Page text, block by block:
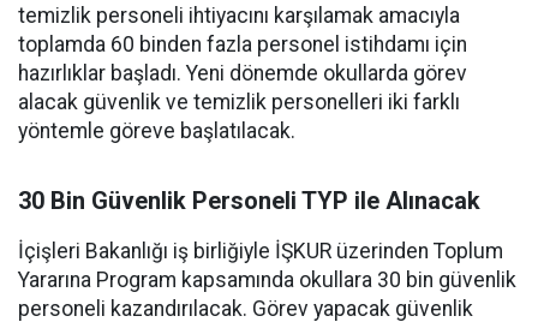
temizlik personeli ihtiyacını karşılamak amacıyla
toplamda 60 binden fazla personel istihdamı için
hazırlıklar başladı. Yeni dönemde okullarda görev
alacak güvenlik ve temizlik personelleri iki farklı
yöntemle göreve başlatılacak.
30 Bin Güvenlik Personeli TYP ile Alınacak
İçişleri Bakanlığı iş birliğiyle İŞKUR üzerinden Toplum
Yararına Program kapsamında okullara 30 bin güvenlik
personeli kazandırılacak. Görev yapacak güvenlik